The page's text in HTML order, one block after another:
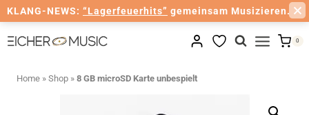
Inhalt
0
Home » Shop » 8 GB microSD Karte unbespielt
KLANG-NEWS: “Lagerfeuerhits” gemeinsam Musizieren.